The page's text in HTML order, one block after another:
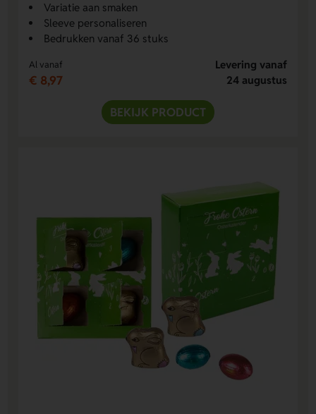
Variatie aan smaken
Sleeve personaliseren
Bedrukken vanaf 36 stuks
Al vanaf
€ 8,97
Levering vanaf
24 augustus
BEKIJK PRODUCT